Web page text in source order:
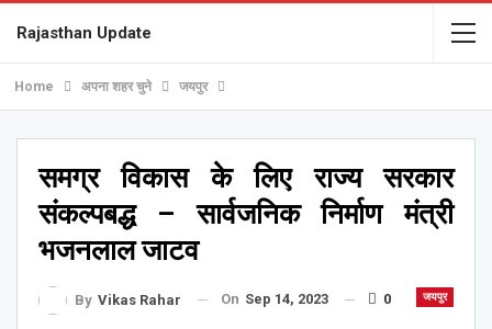
Rajasthan Update
Home अपना शहर चुने जयपुर
समग्र विकास के लिए राज्य सरकार
संकल्पबद्ध – सार्वजनिक निर्माण मंत्री
भजनलाल जाटव
जयपुर
By Vikas Rahar On Sep 14, 2023 0